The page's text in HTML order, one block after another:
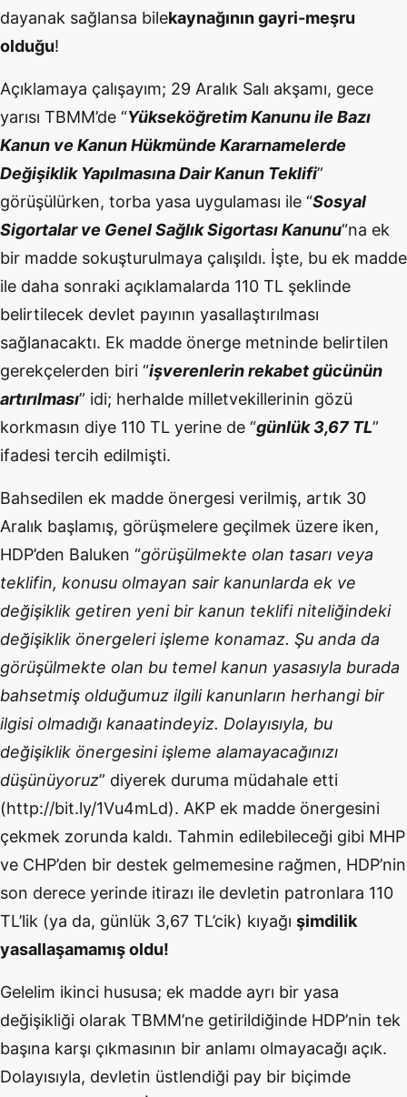
dayanak sağlansa bilekaynağının gayri-meşru
olduğu!
Açıklamaya çalışayım; 29 Aralık Salı akşamı, gece
yarısı TBMM’de “Yükseköğretim Kanunu ile Bazı
Kanun ve Kanun Hükmünde Kararnamelerde
Değişiklik Yapılmasına Dair Kanun Teklifi”
görüşülürken, torba yasa uygulaması ile “Sosyal
Sigortalar ve Genel Sağlık Sigortası Kanunu“na ek
bir madde sokuşturulmaya çalışıldı. İşte, bu ek madde
ile daha sonraki açıklamalarda 110 TL şeklinde
belirtilecek devlet payının yasallaştırılması
sağlanacaktı. Ek madde önerge metninde belirtilen
gerekçelerden biri “işverenlerin rekabet gücünün
artırılması” idi; herhalde milletvekillerinin gözü
korkmasın diye 110 TL yerine de “günlük 3,67 TL”
ifadesi tercih edilmişti.
Bahsedilen ek madde önergesi verilmiş, artık 30
Aralık başlamış, görüşmelere geçilmek üzere iken,
HDP’den Baluken “görüşülmekte olan tasarı veya
teklifin, konusu olmayan sair kanunlarda ek ve
değişiklik getiren yeni bir kanun teklifi niteliğindeki
değişiklik önergeleri işleme konamaz. Şu anda da
görüşülmekte olan bu temel kanun yasasıyla burada
bahsetmiş olduğumuz ilgili kanunların herhangi bir
ilgisi olmadığı kanaatindeyiz. Dolayısıyla, bu
değişiklik önergesini işleme alamayacağınızı
düşünüyoruz” diyerek duruma müdahale etti
(http://bit.ly/1Vu4mLd). AKP ek madde önergesini
çekmek zorunda kaldı. Tahmin edilebileceği gibi MHP
ve CHP’den bir destek gelmemesine rağmen, HDP’nin
son derece yerinde itirazı ile devletin patronlara 110
TL’lik (ya da, günlük 3,67 TL’cik) kıyağı şimdilik
yasallaşamamış oldu!
Gelelim ikinci hususa; ek madde ayrı bir yasa
değişikliği olarak TBMM’ne getirildiğinde HDP’nin tek
başına karşı çıkmasının bir anlamı olmayacağı açık.
Dolayısıyla, devletin üstlendiği pay bir biçimde